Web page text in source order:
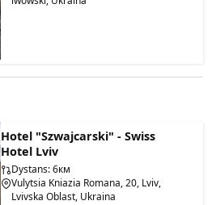
Hotel "Szwajcarski" - Swiss
Hotel Lviv
Dystans: 6км
Vulytsia Kniazia Romana, 20, Lviv,
Lvivska Oblast, Ukraina